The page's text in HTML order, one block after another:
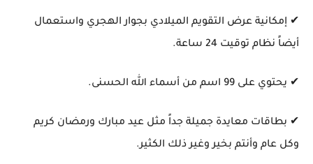
✔ إمكانية عرض التقويم الميلادي بجوار الهجري واستعمال
أيضاً نظام توقيت 24 ساعة.
✔ يحتوي على 99 اسم من أسماء الله الحسنى.
✔ بطاقات معايدة جميلة جداً مثل عيد مبارك ورمضان كريم
وكل عام وأنتم بخير وغير ذلك الكثير.